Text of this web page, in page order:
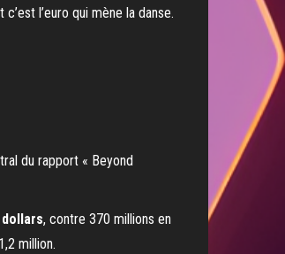
l’euro qui mène la danse.
du rapport « Beyond
, contre 370 millions en
million.